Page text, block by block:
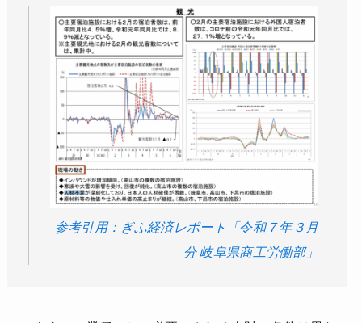
参考引用：ぎふ経済レポート「令和７年３月
分 岐阜県商工労働部」